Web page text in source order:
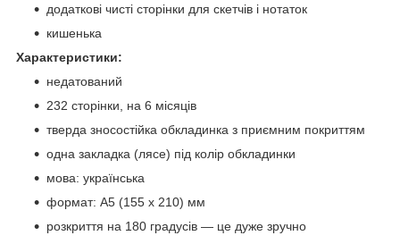
додаткові чисті сторінки для скетчів і нотаток
кишенька
Характеристики:
недатований
232 сторінки, на 6 місяців
тверда зносостійка обкладинка з приємним покриттям
одна закладка (лясе) під колір обкладинки
мова: українська
формат: А5 (155 х 210) мм
розкриття на 180 градусів — це дуже зручно